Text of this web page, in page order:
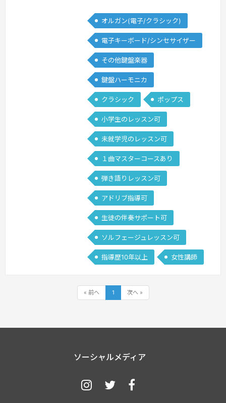
ドは、慶應義塾大学医学部卒の研修医、
東京大学経済学部卒のお子さんを育てら
れた松田光子先生が開発された教育法
で、子どもの「もっと知りたい！」とい
う気持ちを育てることを目的としてい
ま… 続きを見る »
オルガン(電子/クラシック)
電子キーボード/シンセサイザー
その他鍵盤楽器
鍵盤ハーモニカ
クラシック ポップス
小学生のレッスン可
未就学児のレッスン可
１曲マスターコースあり
弾き語りレッスン可
アドリブ指導可
生徒の伴奏サポート可
ソルフェージュレッスン可
指導歴10年以上 女性講師
« 前へ 1 次へ »
ソーシャルメディア